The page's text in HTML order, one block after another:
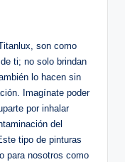
son como
ti; no solo brindan
lo hacen sin
Imagínate poder
por inhalar
del
tipo de pinturas
para nosotros como